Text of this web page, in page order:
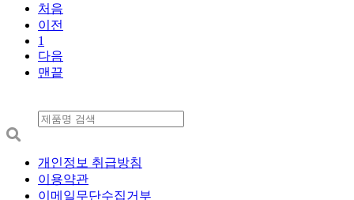
처음
이전
1
다음
맨끝
개인정보 취급방침
이용약관
이메일무단수집거부